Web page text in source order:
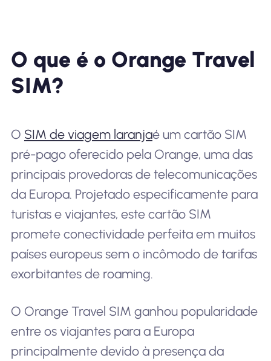
O que é o Orange Travel
SIM?
O SIM de viagem laranjaé um cartão SIM
pré-pago oferecido pela Orange, uma das
principais provedoras de telecomunicações
da Europa. Projetado especificamente para
turistas e viajantes, este cartão SIM
promete conectividade perfeita em muitos
países europeus sem o incômodo de tarifas
exorbitantes de roaming.
O Orange Travel SIM ganhou popularidade
entre os viajantes para a Europa
principalmente devido à presença da